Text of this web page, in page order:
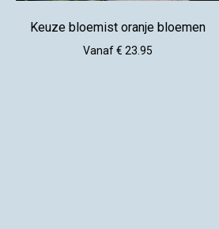
Keuze bloemist oranje bloemen
Vanaf € 23.95